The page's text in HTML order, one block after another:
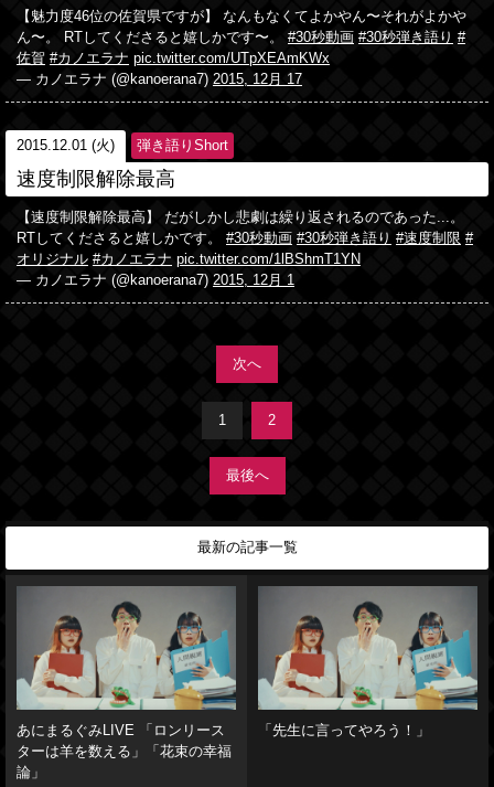
【魅力度46位の佐賀県ですが】 なんもなくてよかやん〜それがよかや
ん〜。 RTしてくださると嬉しかです〜。 #30秒動画 #30秒弾き語り #
佐賀 #カノエラナ pic.twitter.com/UTpXEAmKWx
— カノエラナ (@kanoerana7) 2015, 12月 17
2015.12.01 (火) 弾き語りShort
速度制限解除最高
【速度制限解除最高】 だがしかし悲劇は繰り返されるのであった...。
RTしてくださると嬉しかです。 #30秒動画 #30秒弾き語り #速度制限 #
オリジナル #カノエラナ pic.twitter.com/1lBShmT1YN
— カノエラナ (@kanoerana7) 2015, 12月 1
次へ
1 2
最後へ
最新の記事一覧
あにまるぐみLIVE 「ロンリース
ターは羊を数える」「花束の幸福
論」
「先生に言ってやろう！」